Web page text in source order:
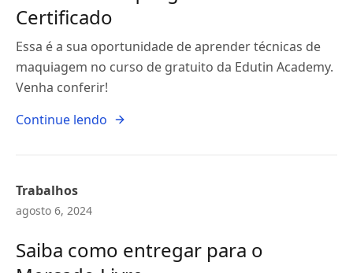
Certificado
Essa é a sua oportunidade de aprender técnicas de
maquiagem no curso de gratuito da Edutin Academy.
Venha conferir!
Continue lendo
Trabalhos
agosto 6, 2024
Saiba como entregar para o